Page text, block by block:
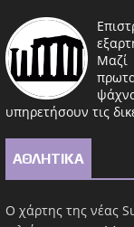
υπηρετήσουν τις
ΑΘΛΗΤΙΚΑ
Ο χάρτης της νέας